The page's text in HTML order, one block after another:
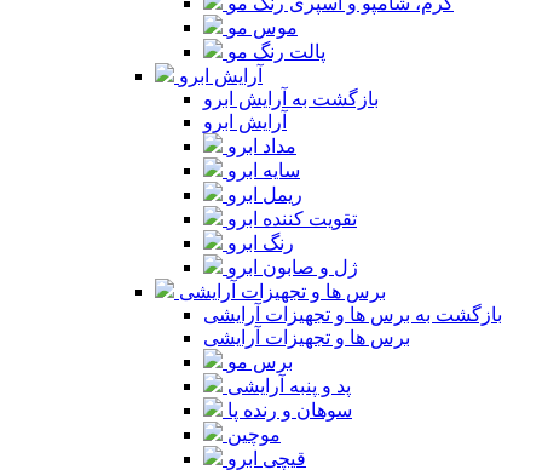
موس مو
پالت رنگ مو
آرایش ابرو
بازگشت به آرایش ابرو
آرایش ابرو
مداد ابرو
سایه ابرو
ریمل ابرو
تقویت کننده ابرو
رنگ ابرو
ژل و صابون ابرو
برس ها و تجهیزات آرایشی
بازگشت به برس ها و تجهیزات آرایشی
برس ها و تجهیزات آرایشی
برس مو
پد و پنبه آرایشی
سوهان و رنده پا
موچین
قیچی ابرو